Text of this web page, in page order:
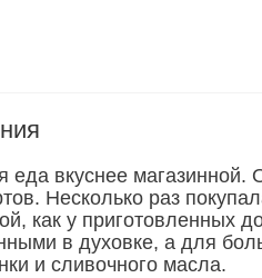
еда вкуснее магазинной.
Несколько раз
как у приготовленных
в духовке, а для
и сливочного масла.